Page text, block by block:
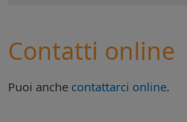
Contatti online
Puoi anche contattarci online.